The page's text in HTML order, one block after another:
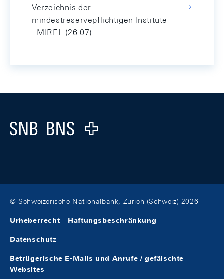
Verzeichnis der
mindestreservepflichtigen Institute
- MIREL (26.07)
Logo
© Schweizerische Nationalbank, Zürich (Schweiz) 2026
Urheberrecht Haftungsbeschränkung
Datenschutz
Betrügerische E-Mails und Anrufe / gefälschte
Websites